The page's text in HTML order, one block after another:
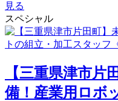
見る
スペシャル
【三重県津市片
備！産業用ロボ